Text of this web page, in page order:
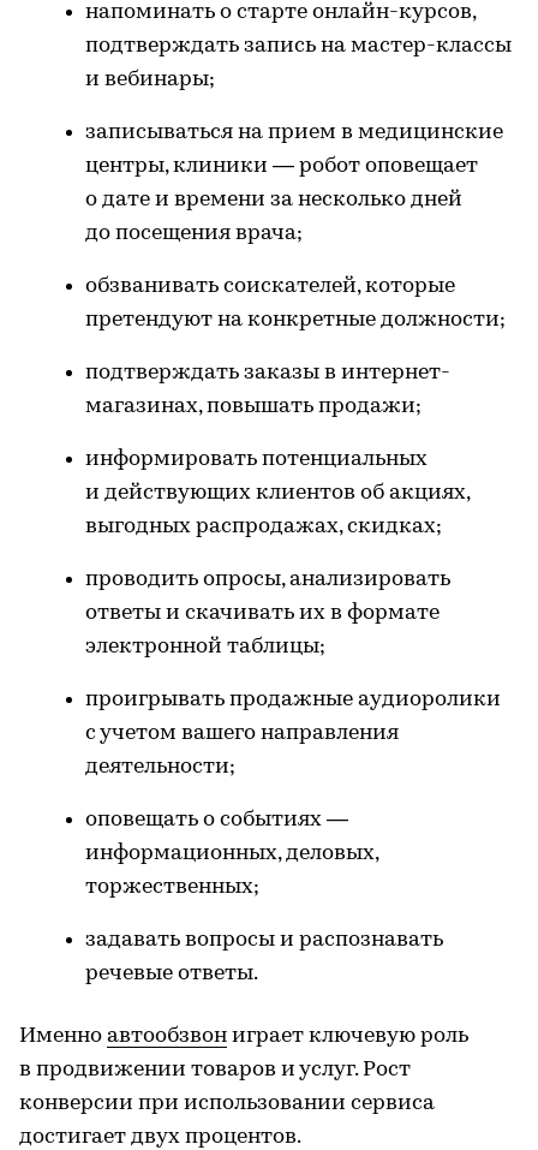
напоминать о старте онлайн-курсов,
подтверждать запись на мастер-классы
и вебинары;
записываться на прием в медицинские
центры, клиники — робот оповещает
о дате и времени за несколько дней
до посещения врача;
обзванивать соискателей, которые
претендуют на конкретные должности;
подтверждать заказы в интернет-
магазинах, повышать продажи;
информировать потенциальных
и действующих клиентов об акциях,
выгодных распродажах, скидках;
проводить опросы, анализировать
ответы и скачивать их в формате
электронной таблицы;
проигрывать продажные аудиоролики
с учетом вашего направления
деятельности;
оповещать о событиях —
информационных, деловых,
торжественных;
задавать вопросы и распознавать
речевые ответы.
Именно автообзвон играет ключевую роль
в продвижении товаров и услуг. Рост
конверсии при использовании сервиса
достигает двух процентов.